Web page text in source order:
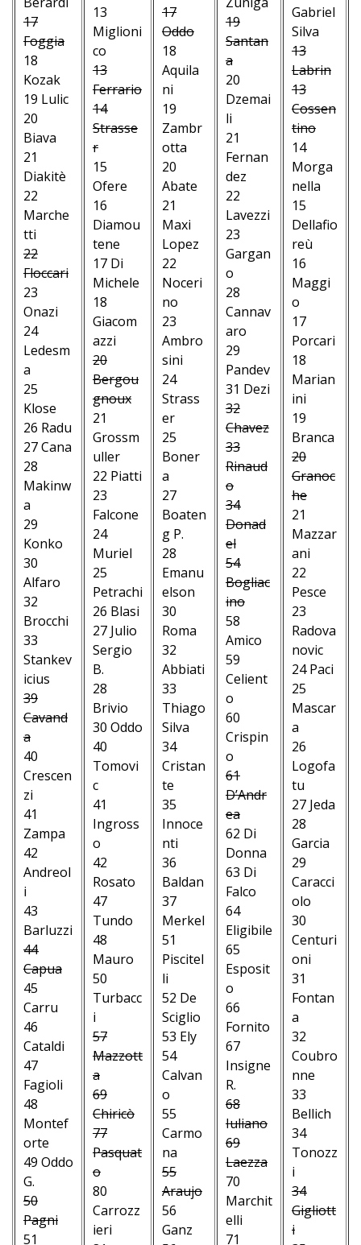
17
Foggia
18
Kozak
19 Lulic
20
Biava
21
Diakitè
22
Marche
tti
22
Floccari
23
Onazi
24
Ledesm
a
25
Klose
26 Radu
27 Cana
28
Makinw
a
29
Konko
30
Alfaro
32
Brocchi
33
Stankev
icius
39
Cavand
a
40
Crescen
zi
41
Zampa
42
Andreol
i
43
Barluzzi
44
Capua
45
Carru
46
Cataldi
47
Fagioli
48
Montef
orte
49 Oddo
G.
50
Pagni
51
13
Miglioni
co
13
Ferrario
14
Strasse
r
15
Ofere
16
Diamou
tene
17 Di
Michele
18
Giacom
azzi
20
Bergou
gnoux
21
Grossm
uller
22 Piatti
23
Falcone
24
Muriel
25
Petrachi
26 Blasi
27 Julio
Sergio
B.
28
Brivio
30 Oddo
40
Tomovi
c
41
Ingross
o
42
Rosato
47
Tundo
48
Mauro
50
Turbacc
i
57
Mazzott
a
69
Chiricò
77
Pasquat
o
80
Carrozz
ieri
17
Oddo
18
Aquila
ni
19
Zambr
otta
20
Abate
21
Maxi
Lopez
22
Noceri
no
23
Ambro
sini
24
Strass
er
25
Boner
a
27
Boaten
g P.
28
Emanu
elson
30
Roma
32
Abbiati
33
Thiago
Silva
34
Cristan
te
35
Innoce
nti
36
Baldan
37
Merkel
51
Piscitel
li
52 De
Sciglio
53 Ely
54
Calvan
o
55
Carmo
na
55
Araujo
56
Ganz
19
Santan
a
20
Dzemai
li
21
Fernan
dez
22
Lavezzi
23
Gargan
o
28
Cannav
aro
29
Pandev
31 Dezi
32
Chavez
33
Rinaud
o
34
Donad
el
54
Bogliac
ino
58
Amico
59
Celient
o
60
Crispin
o
61
D’Andr
ea
62 Di
Donna
63 Di
Falco
64
Eligibile
65
Esposit
o
66
Fornito
67
Insigne
R.
68
Iuliano
69
Laezza
70
Marchit
elli
71
Gabriel
Silva
13
Labrin
13
Cossen
tino
14
Morga
nella
15
Dellafio
reù
16
Maggi
o
17
Porcari
18
Marian
ini
19
Branca
20
Granoc
he
21
Mazzar
ani
22
Pesce
23
Radova
novic
24 Paci
25
Mascar
a
26
Logofa
tu
27 Jeda
28
Garcia
29
Caracci
olo
30
Centuri
oni
31
Fontan
a
32
Coubro
nne
33
Bellich
34
Tonozz
i
34
Gigliott
i